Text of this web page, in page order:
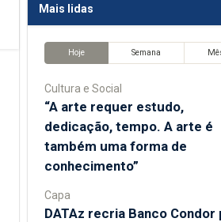
Mais lidas
Hoje Semana
Cultura e Social
“A arte requer estudo,
dedicação, tempo. A arte é
também uma forma de
conhecimento”
Capa
DATAz recria Banco Condor